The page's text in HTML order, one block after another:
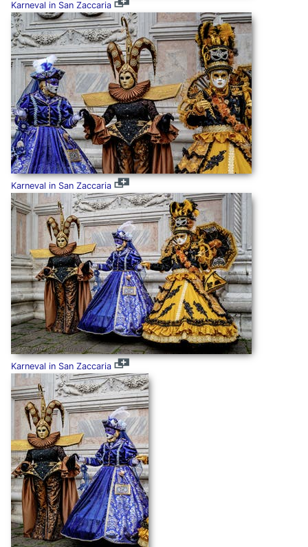
Karneval in San Zaccaria
Karneval in San Zaccaria
Karneval in San Zaccaria